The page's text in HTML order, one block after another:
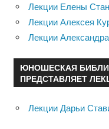
Лекции Елены
Лекции Алексея
Лекции
ЮНОШЕСКАЯ
ПРЕДСТАВЛЯЕТ
Лекции Дарьи